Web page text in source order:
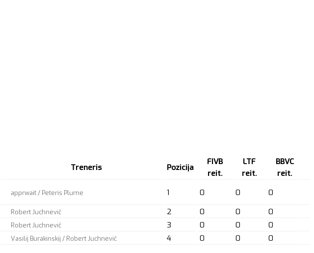
Treneris Pozicija
FIVB
reit.
LTF
reit.
BBVC
reit.
apprwait/ Peteris Plume 1 0 0
0
Robert Juchnevič 2 0 0
0
Robert Juchnevič 3 0 0
0
Vasilij Burakinskij / Robert Juchnevič 4 0 0
0